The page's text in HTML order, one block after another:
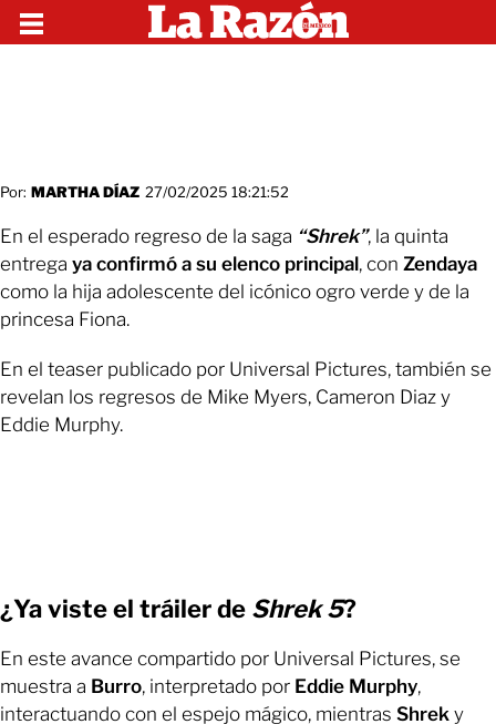
Por: MARTHA DÍAZ 27/02/2025 18:21:52
En el esperado regreso de la saga “Shrek”, la quinta
entrega ya confirmó a su elenco principal, con Zendaya
como la hija adolescente del icónico ogro verde y de la
princesa Fiona.
En el teaser publicado por Universal Pictures, también se
revelan los regresos de Mike Myers, Cameron Diaz y
Eddie Murphy.
¿Ya viste el tráiler de Shrek 5?
En este avance compartido por Universal Pictures, se
muestra a Burro, interpretado por Eddie Murphy,
interactuando con el espejo mágico, mientras Shrek y